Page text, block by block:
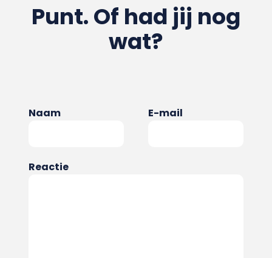
Punt. Of had jij nog
wat?
Naam E-mail
Reactie